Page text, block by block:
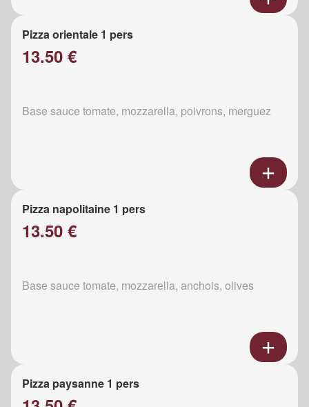
Pizza orientale 1 pers
13.50 €
Base sauce tomate, mozzarella, poivrons, merguez
Pizza napolitaine 1 pers
13.50 €
Base sauce tomate, mozzarella, anchois, olives
Pizza paysanne 1 pers